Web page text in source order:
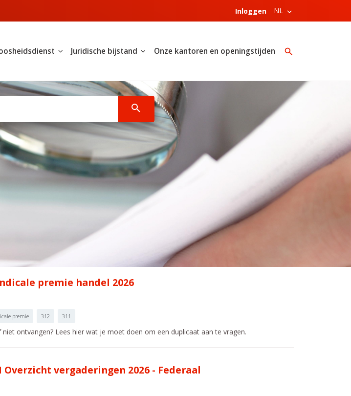
Inloggen NL
Juridische bijstand Onze kantoren en openingstijden
premie handel 2026
premie 312 311
ontvangen? Lees hier wat je moet doen om een duplicaat aan te vragen.
I Overzicht vergaderingen 2026 - Federaal